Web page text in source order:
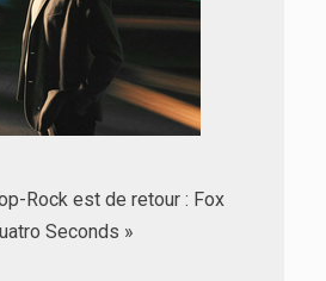
Rock est de retour : Fox
Seconds »